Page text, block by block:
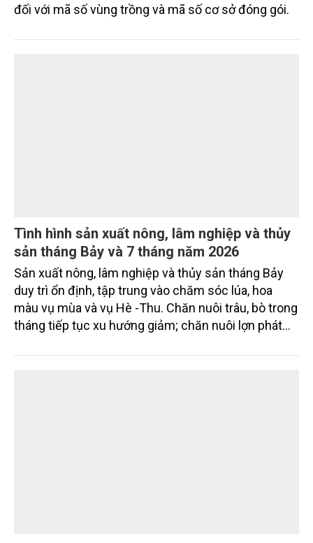
đối với mã số vùng trồng và mã số cơ sở đóng gói.
Tình hình sản xuất nông, lâm nghiệp và thủy
sản tháng Bảy và 7 tháng năm 2026
Sản xuất nông, lâm nghiệp và thủy sản tháng Bảy
duy trì ổn định, tập trung vào chăm sóc lúa, hoa
màu vụ mùa và vụ Hè -Thu. Chăn nuôi trâu, bò trong
tháng tiếp tục xu hướng giảm; chăn nuôi lợn phát
trưởng khá. Diện tích rừng trồng mới và sản lượng